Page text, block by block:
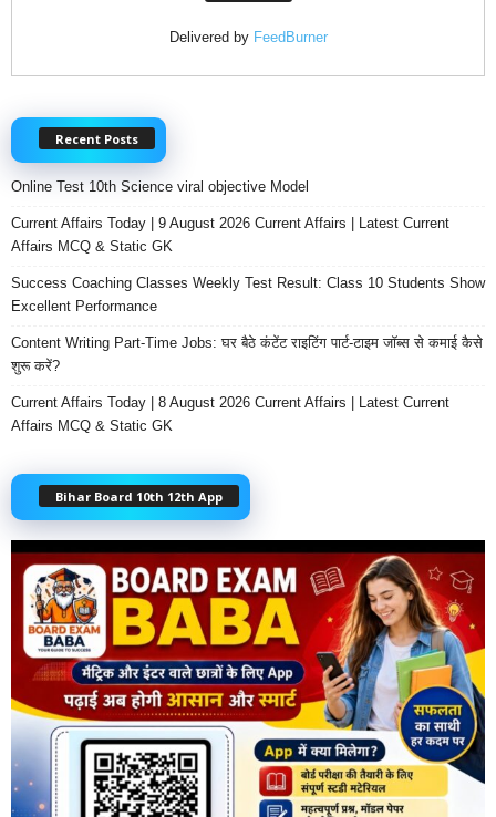
Delivered by FeedBurner
Recent Posts
Online Test 10th Science viral objective Model
Current Affairs Today | 9 August 2026 Current Affairs | Latest Current
Affairs MCQ & Static GK
Success Coaching Classes Weekly Test Result: Class 10 Students Show
Excellent Performance
Content Writing Part-Time Jobs: घर बैठे कंटेंट राइटिंग पार्ट-टाइम जॉब्स से कमाई कैसे
शुरू करें?
Current Affairs Today | 8 August 2026 Current Affairs | Latest Current
Affairs MCQ & Static GK
Bihar Board 10th 12th App